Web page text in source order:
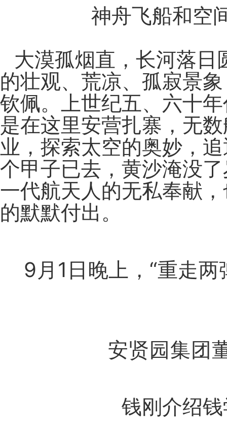
神舟飞船和空
大漠孤烟直，长河落日
的壮观、荒凉、孤寂景
钦佩。上世纪五、六十
是在这里安营扎寨，无
业，探索太空的奥妙，
个甲子已去，黄沙淹没
一代航天人的无私奉献
的默默付出。
9月1日晚上，“重走
安贤园集团
钱刚介绍